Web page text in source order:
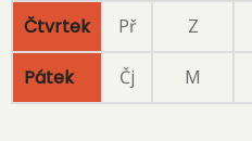
Čtvrtek Př Z
Pátek Čj M